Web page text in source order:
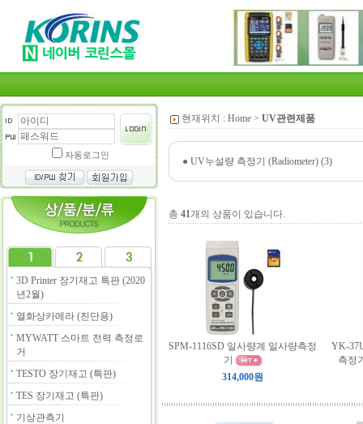
자동로그인
3D Printer 장기재고 특판 (2020
년2월)
열화상카메라 (진단용)
MYWATT 스마트 전력 측정로
거
TESTO 장기재고 (특판)
TES 장기재고 (특판)
기상관측기
현재위치 : Home > UV관련제품
● UV누설량 측정기 (Radiometer) (3)
총 41개의 상품이 있습니다.
SPM-1116SD 일사량계 일사량측정
기
314,000원
YK-
측정